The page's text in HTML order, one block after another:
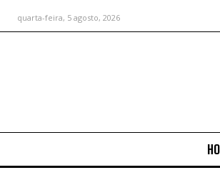
quarta-feira, 5 agosto, 2026